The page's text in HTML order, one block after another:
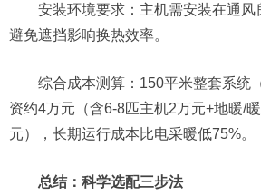
安装环境要求：主机需安装在通风
避免遮挡影响换热效率。
综合成本测算：150平米整套系统
资约4万元（含6-8匹主机2万元+地暖/
元），长期运行成本比电采暖低75%。
总结：科学选配三步法